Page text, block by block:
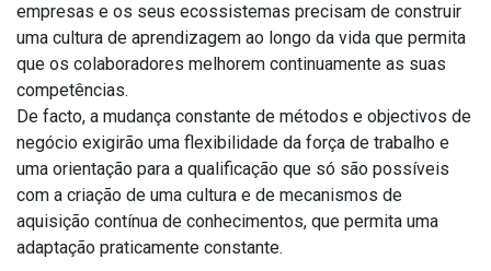
empresas e os seus ecossistemas precisam de construir
uma cultura de aprendizagem ao longo da vida que permita
que os colaboradores melhorem continuamente as suas
competências.
De facto, a mudança constante de métodos e objectivos de
negócio exigirão uma flexibilidade da força de trabalho e
uma orientação para a qualificação que só são possíveis
com a criação de uma cultura e de mecanismos de
aquisição contínua de conhecimentos, que permita uma
adaptação praticamente constante.